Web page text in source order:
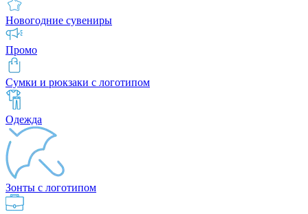
Новогодние сувениры
Промо
Сумки и рюкзаки с логотипом
Одежда
Зонты с логотипом